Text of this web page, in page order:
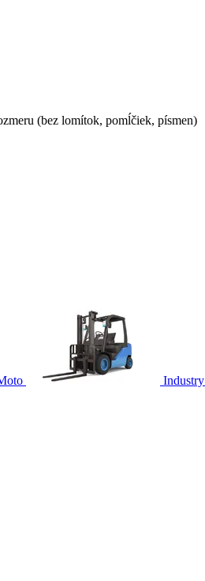
(bez lomítok, pomĺčiek, písmen)
Industry